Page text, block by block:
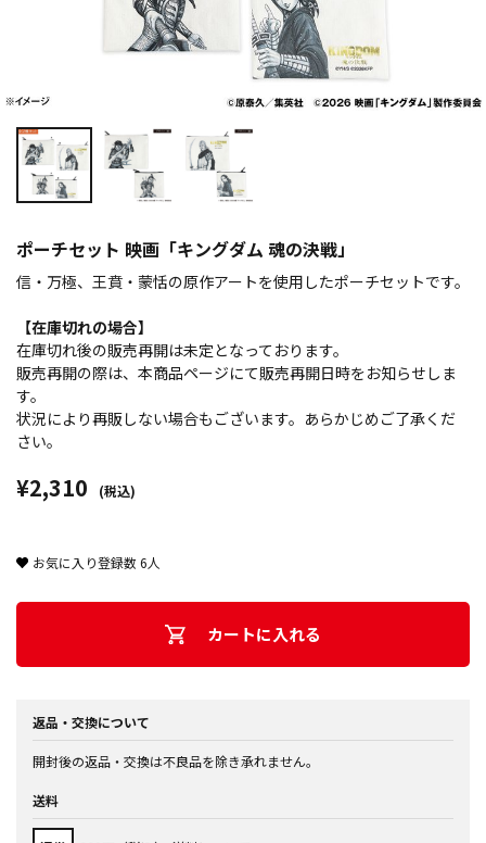
ポーチセット 映画「キングダム 魂の決戦」
信・万極、王賁・蒙恬の原作アートを使用したポーチセットです。
【在庫切れの場合】
在庫切れ後の販売再開は未定となっております。
販売再開の際は、本商品ページにて販売再開日時をお知らせしま
す。
状況により再販しない場合もございます。あらかじめご了承くだ
さい。
¥2,310 (税込)
お気に入り登録数6人
カートに入れる
返品・交換について
開封後の返品・交換は不良品を除き承れません。
送料